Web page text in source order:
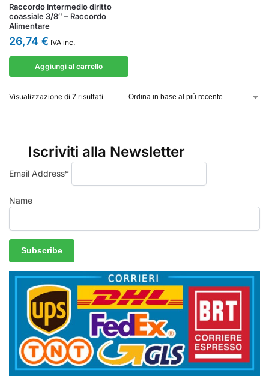
Raccordo intermedio diritto
coassiale 3/8″ – Raccordo
Alimentare
26,74 € IVA inc.
Aggiungi al carrello
Visualizzazione di 7 risultati
Iscriviti alla Newsletter
Email Address*
Name